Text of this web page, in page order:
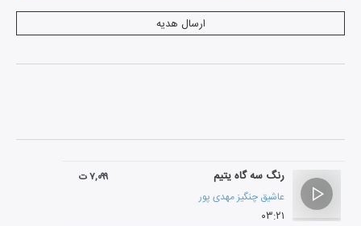
ارسال هدیه
رنگ سه گاه یتیم
عاشیق چنگیز مهدی پور
۰۳:۲۱
۷,۰۹۹ ت